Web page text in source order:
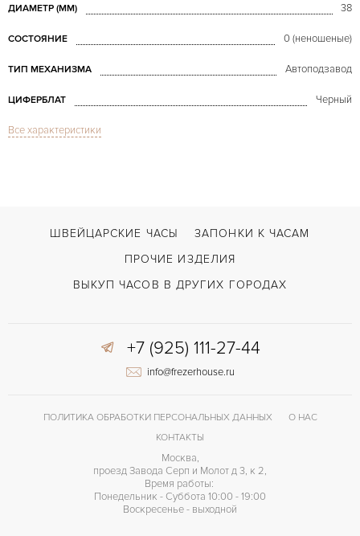
ДИАМЕТР (MM) 38
СОСТОЯНИЕ 0 (неношеные)
ТИП МЕХАНИЗМА Автоподзавод
ЦИФЕРБЛАТ Черный
СТЕКЛО
ВОЗМОЖНОСТИ ДОСТАВКИ
ЦВЕТ БРАСЛЕТА
Все характеристики
ШВЕЙЦАРСКИЕ ЧАСЫ
ЗАПОНКИ К ЧАСАМ
ПРОЧИЕ ИЗДЕЛИЯ
ВЫКУП ЧАСОВ В ДРУГИХ ГОРОДАХ
+7 (925) 111-27-44
info@frezerhouse.ru
ПОЛИТИКА ОБРАБОТКИ ПЕРСОНАЛЬНЫХ ДАННЫХ
О НАС
КОНТАКТЫ
Москва,
проезд Завода Серп и Молот д 3, к 2,
Время работы:
Понедельник - Суббота 10:00 - 19:00
Воскресенье - выходной